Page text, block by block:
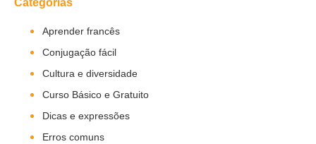
Categorias
Aprender francês
Conjugação fácil
Cultura e diversidade
Curso Básico e Gratuito
Dicas e expressões
Erros comuns